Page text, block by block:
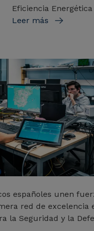
Eficiencia Energética
Leer más
españoles unen
red de excelencia
la Seguridad y la